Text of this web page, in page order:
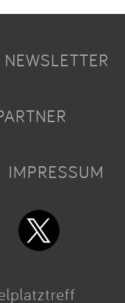
NEWSLETTER
IMPRESSUM